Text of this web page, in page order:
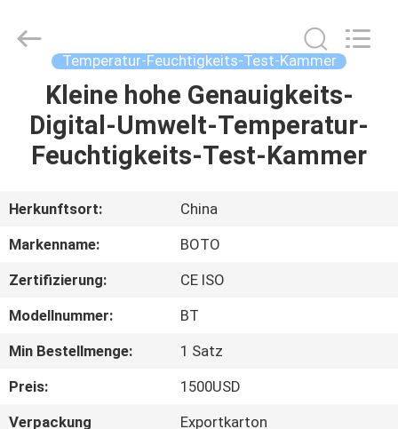
HAUS
PRODUKTE
ÜBER
UNS
FABRIK-
AUSFLUG
QUALITÄTSKONTROLLE
Temperatur-Feuchtigkeits-Test-Kammer
Kleine hohe Genauigkeits-
Digital-Umwelt-Temperatur-
Feuchtigkeits-Test-Kammer
Herkunftsort:
China
Markenname:
BOTO
Zertifizierung:
CE ISO
Modellnummer:
BT
Min Bestellmenge:
1 Satz
Preis:
1500USD
Verpackung
Exportkarton